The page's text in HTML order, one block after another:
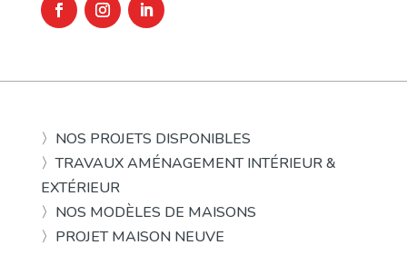
〉NOS PROJETS DISPONIBLES
〉TRAVAUX AMÉNAGEMENT INTÉRIEUR &
EXTÉRIEUR
〉NOS MODÈLES DE MAISONS
〉PROJET MAISON NEUVE